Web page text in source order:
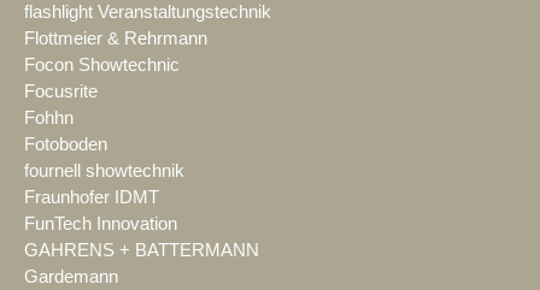
flashlight Veranstaltungstechnik
Flottmeier & Rehrmann
Focon Showtechnic
Focusrite
Fohhn
Fotoboden
fournell showtechnik
Fraunhofer IDMT
FunTech Innovation
GAHRENS + BATTERMANN
Gardemann